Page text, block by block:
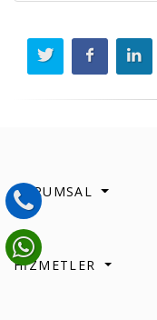
KURUMSAL
HİZMETLER